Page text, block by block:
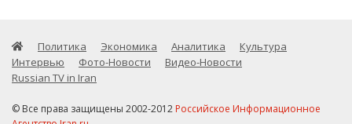
Политика Экономика Аналитика
Культура
Интервью
Фото-Новости
Видео-Новости
Russian TV in Iran
© Все права защищены 2002-2012 Российское Информационное